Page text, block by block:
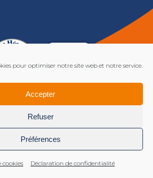
pour optimiser notre site web et notre service.
Accepter
Refuser
Préférences
cookies Déclaration de confidentialité